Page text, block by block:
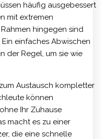
häufig ausgebessert
mit extremen
hingegen sind
einfaches Abwischen
der Regel, um sie wie
Austausch kompletter
können
Ihr Zuhause
macht es zu einer
die eine schnelle